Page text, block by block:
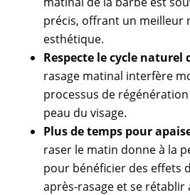
précis, offrant un meilleur
esthétique.
Respecte le cycle naturel
rasage matinal interfère
processus de
peau du visage.
Plus de temps pour
raser le matin donne à la
pour bénéficier des effets
après-rasage et se rétablir